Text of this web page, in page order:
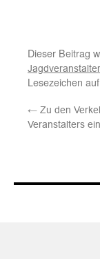
Dieser Beitrag
Lesezeichen
← Zu den
Veranstalters